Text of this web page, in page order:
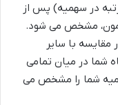
در سهمیه) پس از
مشخص می شود.
مقایسه با سایر
شما در میان تمامی
شما را مشخص می